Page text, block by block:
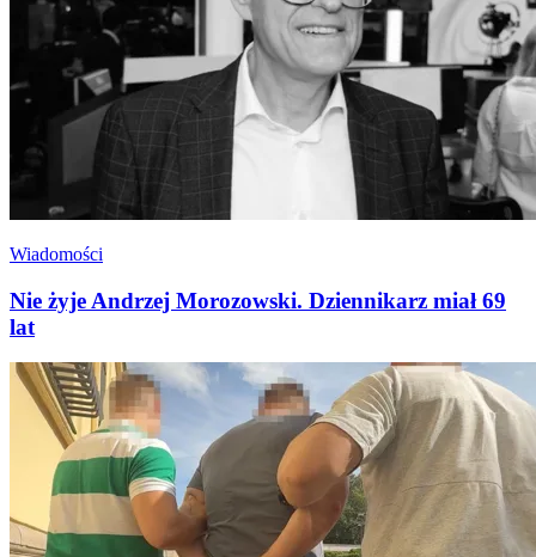
Wiadomości
Nie żyje Andrzej Morozowski. Dziennikarz miał 69
lat